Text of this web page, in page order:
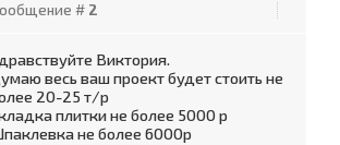
# 2
Виктория.
весь ваш проект будет стоить не
20-25 т/р
плитки не более 5000 р
не более 6000р